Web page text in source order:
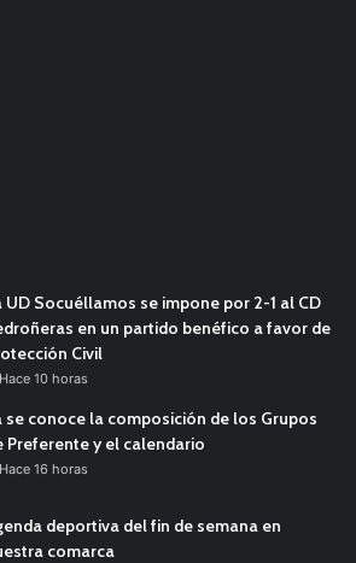
UD Socuéllamos se impone por 2-1 al CD
en un partido benéfico a favor de
Civil
Hace 10 horas
se conoce la composición de los Grupos
Preferente y el calendario
Hace 16 horas
deportiva del fin de semana en
comarca